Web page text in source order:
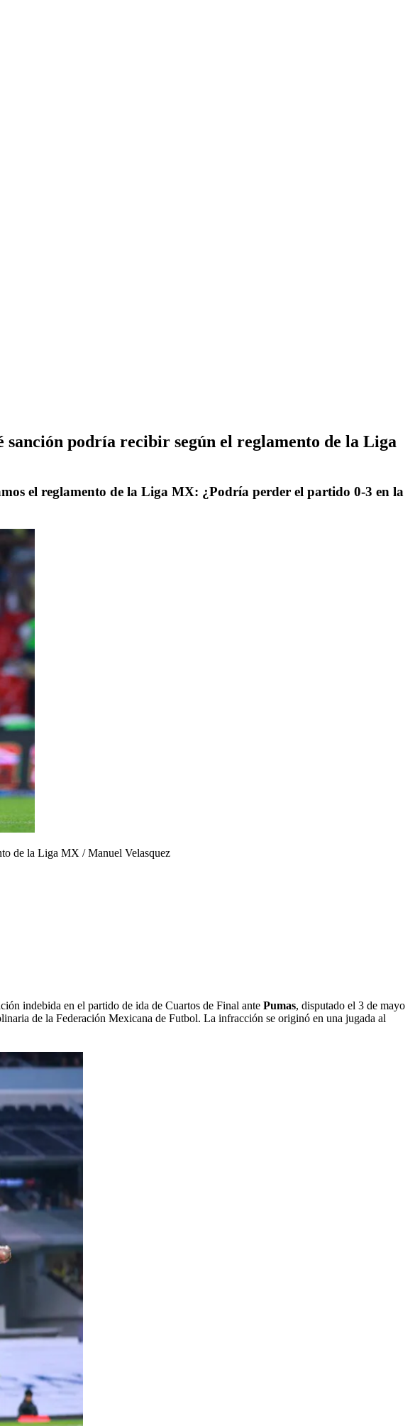
podría recibir según el reglamento de la Liga
el reglamento de la Liga MX: ¿Podría perder el partido 0-3 en la
de la Liga MX /Manuel Velasquez
indebida en el partido de ida de Cuartos de Final ante Pumas, disputado el 3 de mayo
de la Federación Mexicana de Futbol. La infracción se originó en una jugada al